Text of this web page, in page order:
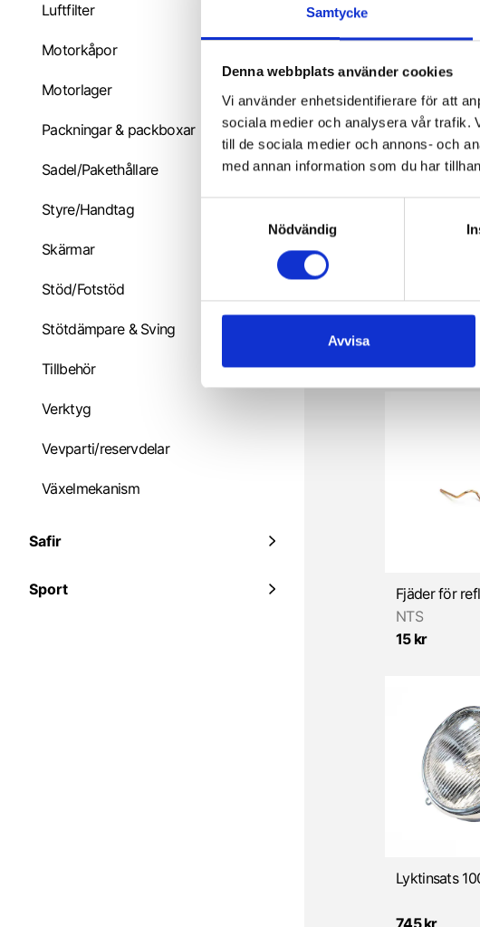
Samtycke
Denna webbplats använder cookies
Vi använder enhetsidentifierare för att
sociala medier och analysera vår trafik.
till de sociala medier och annons- och
med annan information som du har
s
Nödvändig
Avvisa
Luftfilter
Motorkåpor
Motorlager
Packningar & packboxar
Sadel/Pakethållare
Styre/Handtag
Skärmar
Stöd/Fotstöd
Stötdämpare & Sving
Tillbehör
Verktyg
Vevparti/reservdelar
Växelmekanism
Safir
Sport
490 kr
NTS
15 kr
745 kr